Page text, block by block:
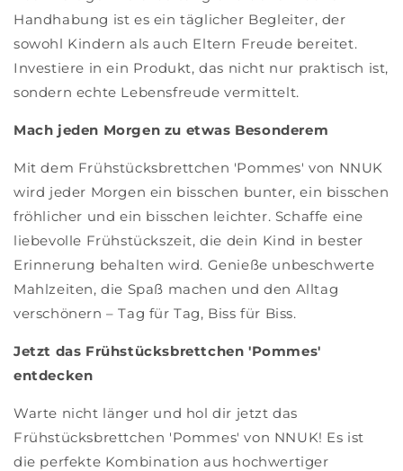
Handhabung ist es ein täglicher Begleiter, der
sowohl Kindern als auch Eltern Freude bereitet.
Investiere in ein Produkt, das nicht nur praktisch ist,
sondern echte Lebensfreude vermittelt.
Mach jeden Morgen zu etwas Besonderem
Mit dem Frühstücksbrettchen 'Pommes' von NNUK
wird jeder Morgen ein bisschen bunter, ein bisschen
fröhlicher und ein bisschen leichter. Schaffe eine
liebevolle Frühstückszeit, die dein Kind in bester
Erinnerung behalten wird. Genieße unbeschwerte
Mahlzeiten, die Spaß machen und den Alltag
verschönern – Tag für Tag, Biss für Biss.
Jetzt das Frühstücksbrettchen 'Pommes'
entdecken
Warte nicht länger und hol dir jetzt das
Frühstücksbrettchen 'Pommes' von NNUK! Es ist
die perfekte Kombination aus hochwertiger